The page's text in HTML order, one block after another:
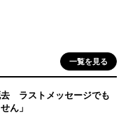
一覧を見る
去 ラストメッセージでも
ん」